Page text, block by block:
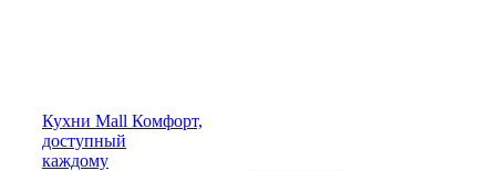
Кухни Mall Комфорт,
доступный
каждому